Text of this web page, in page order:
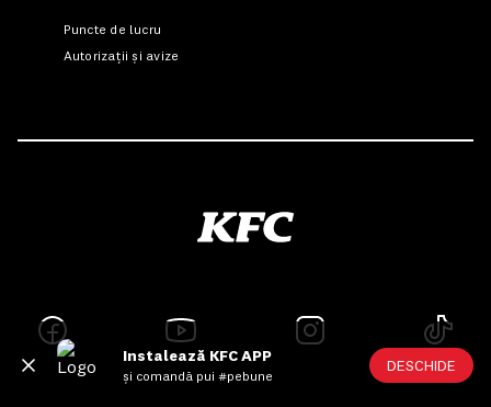
Instalează KFC APP
și comandă pui #pebune
DESCHIDE
Puncte de lucru
Autorizații și avize